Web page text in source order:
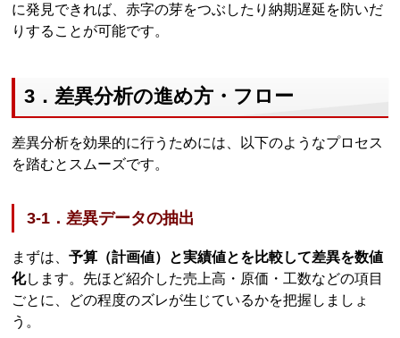
に発見できれば、赤字の芽をつぶしたり納期遅延を防いだ
りすることが可能です。
3．差異分析の進め方・フロー
差異分析を効果的に行うためには、以下のようなプロセス
を踏むとスムーズです。
3-1．差異データの抽出
まずは、予算（計画値）と実績値とを比較して差異を数値
化します。先ほど紹介した売上高・原価・工数などの項目
ごとに、どの程度のズレが生じているかを把握しましょ
う。